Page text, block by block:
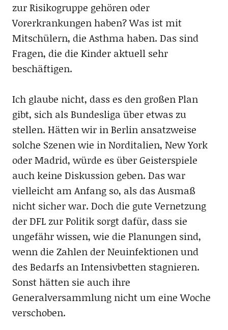
zur Risikogruppe gehören oder
Vorerkrankungen haben? Was ist mit
Mitschülern, die Asthma haben. Das sind
Fragen, die die Kinder aktuell sehr
beschäftigen.
Ich glaube nicht, dass es den großen Plan
gibt, sich als Bundesliga über etwas zu
stellen. Hätten wir in Berlin ansatzweise
solche Szenen wie in Norditalien, New York
oder Madrid, würde es über Geisterspiele
auch keine Diskussion geben. Das war
vielleicht am Anfang so, als das Ausmaß
nicht sicher war. Doch die gute Vernetzung
der DFL zur Politik sorgt dafür, dass sie
ungefähr wissen, wie die Planungen sind,
wenn die Zahlen der Neuinfektionen und
des Bedarfs an Intensivbetten stagnieren.
Sonst hätten sie auch ihre
Generalversammlung nicht um eine Woche
verschoben.